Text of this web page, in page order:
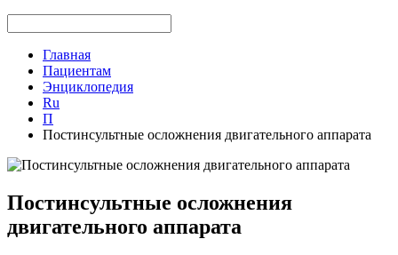
Главная
Пациентам
Энциклопедия
Ru
П
Постинсультные осложнения двигательного аппарата
Постинсультные осложнения
двигательного аппарата